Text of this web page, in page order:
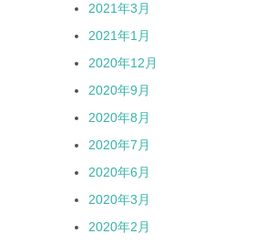
2021年3月
2021年1月
2020年12月
2020年9月
2020年8月
2020年7月
2020年6月
2020年3月
2020年2月